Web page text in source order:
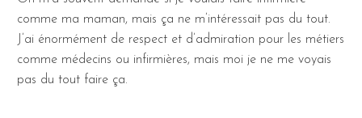
comme ma maman, mais ça ne m’intéressait pas du tout.
J’ai énormément de respect et d’admiration pour les métiers
comme médecins ou infirmières, mais moi je ne me voyais
pas du tout faire ça.